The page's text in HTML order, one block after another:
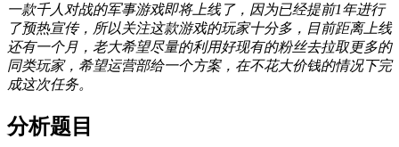
一款千人对战的军事游戏即将上线了，因为已经提前1年进行
了预热宣传，所以关注这款游戏的玩家十分多，目前距离上线
还有一个月，老大希望尽量的利用好现有的粉丝去拉取更多的
同类玩家，希望运营部给一个方案，在不花大价钱的情况下完
成这次任务。
分析题目